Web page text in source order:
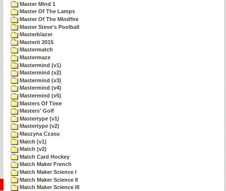
Master Mind 1
Master Of The Lamps
Master Of The Mindfire
Master Steve's Poolball
Masterblazer
Masterit 2015
Mastermatch
Mastermaze
Mastermind (v1)
Mastermind (v2)
Mastermind (v3)
Mastermind (v4)
Mastermind (v5)
Masters Of Time
Masters' Golf
Mastertype (v1)
Mastertype (v2)
Maszyna Czasu
Match (v1)
Match (v2)
Match Card Hockey
Match Maker French
Match Maker Science I
Match Maker Science II
Match Maker Science III